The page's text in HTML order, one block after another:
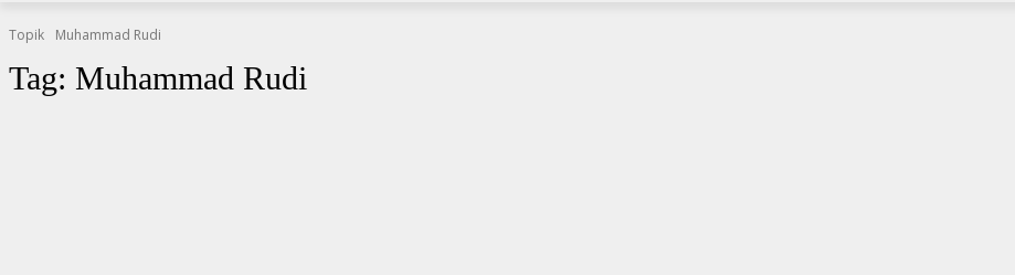
Topik Muhammad Rudi
Tag: Muhammad Rudi